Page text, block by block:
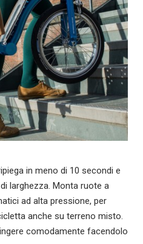
in meno di 10 secondi e
larghezza. Monta ruote a
ad alta pressione, per
anche su terreno misto.
comodamente facendolo